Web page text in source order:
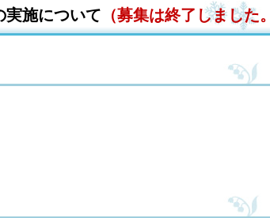
実施について （募集は終了しました